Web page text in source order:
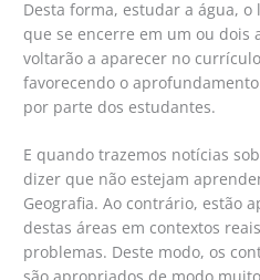
Desta forma, estudar a água,
que se encerre em um ou dois
voltarão a aparecer no
favorecendo o
por parte dos estudantes.
E quando trazemos notícias
dizer que não estejam
Geografia. Ao contrário, estão
destas áreas em contextos
problemas. Deste modo, os